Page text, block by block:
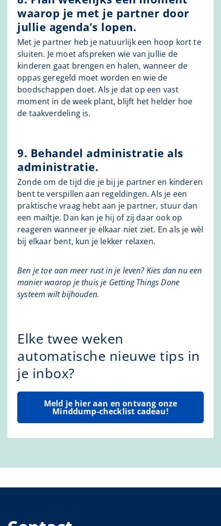
waarop je met je partner door
jullie agenda’s lopen.
Met je partner heb je natuurlijk een hoop kort te
sluiten. Je moet afspreken wie van jullie de
kinderen gaat brengen en halen, wanneer de
oppas geregeld moet worden en wie de
boodschappen doet. Als je dat op een vast
moment in de week plant, blijft het helder hoe
de taakverdeling is.
9. Behandel administratie als
administratie.
Zonde om de tijd die je bij je partner en kinderen
bent te verspillen aan regeldingen. Als je een
praktische vraag hebt aan je partner, stuur dan
een mailtje. Dan kan je hij of zij daar ook op
reageren wanneer je elkaar niet ziet. En als je wèl
bij elkaar bent, kun je lekker relaxen.
Ben je toe aan meer rust in je leven? Kies dan nu een
manier waarop je thuis je Getting Things Done
systeem wilt bijhouden.
Elke twee weken
automatische nieuwe tips in
je inbox?
Meld je hier aan en ontvang onze
Minddump-checklist cadeau!